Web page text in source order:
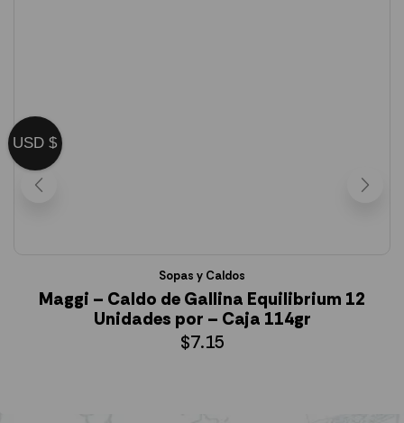
Sopas y Caldos
Maggi – Caldo de Gallina Equilibrium 12
Unidades por – Caja 114gr
$7.15
USD $